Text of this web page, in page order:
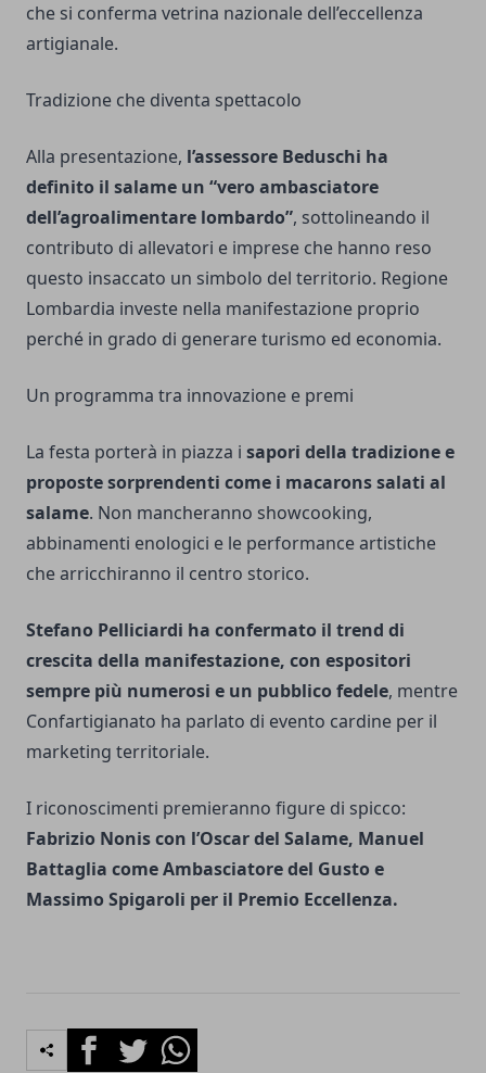
che si conferma vetrina nazionale dell’eccellenza
artigianale.
Tradizione che diventa spettacolo
Alla presentazione, l’assessore Beduschi ha
definito il salame un “vero ambasciatore
dell’agroalimentare lombardo”, sottolineando il
contributo di allevatori e imprese che hanno reso
questo insaccato un simbolo del territorio. Regione
Lombardia investe nella manifestazione proprio
perché in grado di generare turismo ed economia.
Un programma tra innovazione e premi
La festa porterà in piazza i sapori della tradizione e
proposte sorprendenti come i macarons salati al
salame. Non mancheranno showcooking,
abbinamenti enologici e le performance artistiche
che arricchiranno il centro storico.
Stefano Pelliciardi ha confermato il trend di
crescita della manifestazione, con espositori
sempre più numerosi e un pubblico fedele, mentre
Confartigianato ha parlato di evento cardine per il
marketing territoriale.
I riconoscimenti premieranno figure di spicco:
Fabrizio Nonis con l’Oscar del Salame, Manuel
Battaglia come Ambasciatore del Gusto e
Massimo Spigaroli per il Premio Eccellenza.
FacebookTwitterWhatsapp